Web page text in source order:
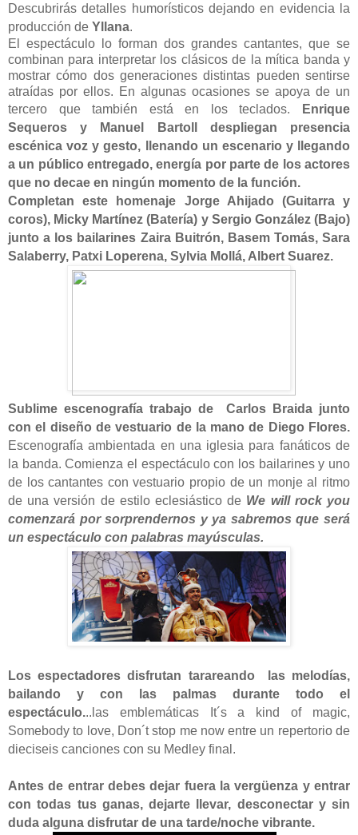
Descubrirás detalles humorísticos dejando en evidencia la
producción de Yllana.
El espectáculo lo forman dos grandes cantantes, que se
combinan para interpretar los clásicos de la mítica banda y
mostrar cómo dos generaciones distintas pueden sentirse
atraídas por ellos. En algunas ocasiones se apoya de un
tercero que también está en los teclados.
Enrique
Sequeros y Manuel Bartoll despliegan presencia
escénica voz y gesto, llenando un escenario y llegando
a un público entregado, energía por parte de los actores
que no decae en ningún momento de la función.
Completan este homenaje Jorge Ahijado (Guitarra y
coros), Micky Martínez (Batería) y Sergio González (Bajo)
junto a los bailarines Zaira Buitrón, Basem Tomás, Sara
Salaberry, Patxi Loperena, Sylvia Mollá, Albert Suarez.
Sublime escenografía trabajo de Carlos Braida junto
con el diseño de vestuario de la mano de Diego Flores.
Escenografía ambientada en una iglesia para fanáticos de
la banda. Comienza el espectáculo con los bailarines y uno
de los cantantes con vestuario propio de un monje al ritmo
de una versión de estilo eclesiástico de We will rock you
comenzará por sorprendernos y ya sabremos que será
un espectáculo con palabras mayúsculas.
Los espectadores disfrutan tarareando las melodías,
bailando y con las palmas durante todo el
espectáculo...las emblemáticas It´s a kind of magic,
Somebody to love, Don´t stop me now entre un repertorio de
dieciseis canciones con su Medley final.
Antes de entrar debes dejar fuera la vergüenza y entrar
con todas tus ganas, dejarte llevar, desconectar y sin
duda alguna disfrutar de una tarde/noche vibrante.